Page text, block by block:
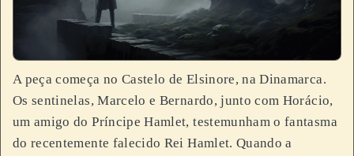
A peça começa no Castelo de Elsinore, na Dinamarca.
Os sentinelas, Marcelo e Bernardo, junto com Horácio,
um amigo do Príncipe Hamlet, testemunham o fantasma
do recentemente falecido Rei Hamlet. Quando a